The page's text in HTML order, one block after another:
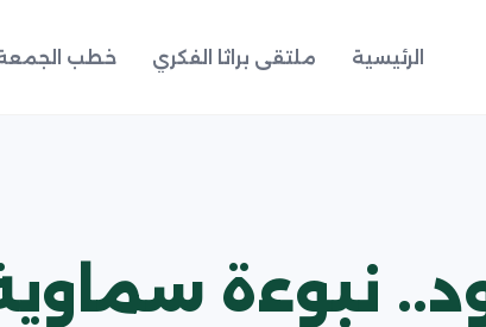
الرئيسية ملتقى براثا الفكري خطب الجمعة
نبوءة